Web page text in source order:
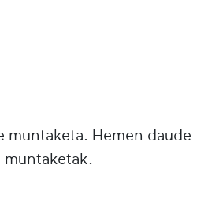
muntaketa. Hemen daude